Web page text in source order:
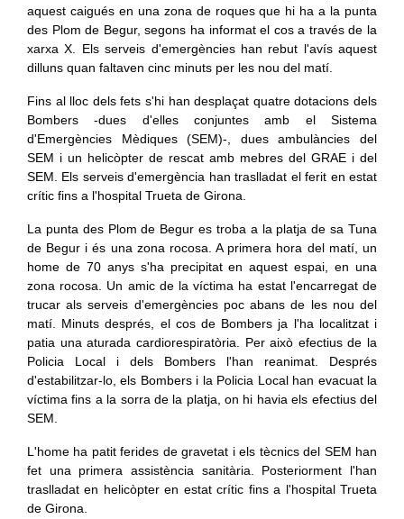
aquest caigués en una zona de roques que hi ha a la punta
des Plom de Begur, segons ha informat el cos a través de la
xarxa X. Els serveis d'emergències han rebut l'avís aquest
dilluns quan faltaven cinc minuts per les nou del matí.
Fins al lloc dels fets s'hi han desplaçat quatre dotacions dels
Bombers -dues d'elles conjuntes amb el Sistema
d'Emergències Mèdiques (SEM)-, dues ambulàncies del
SEM i un helicòpter de rescat amb mebres del GRAE i del
SEM. Els serveis d'emergència han traslladat el ferit en estat
crític fins a l'hospital Trueta de Girona.
La punta des Plom de Begur es troba a la platja de sa Tuna
de Begur i és una zona rocosa. A primera hora del matí, un
home de 70 anys s'ha precipitat en aquest espai, en una
zona rocosa. Un amic de la víctima ha estat l'encarregat de
trucar als serveis d'emergències poc abans de les nou del
matí. Minuts després, el cos de Bombers ja l'ha localitzat i
patia una aturada cardiorespiratòria. Per això efectius de la
Policia Local i dels Bombers l'han reanimat. Després
d'estabilitzar-lo, els Bombers i la Policia Local han evacuat la
víctima fins a la sorra de la platja, on hi havia els efectius del
SEM.
L'home ha patit ferides de gravetat i els tècnics del SEM han
fet una primera assistència sanitària. Posteriorment l'han
traslladat en helicòpter en estat crític fins a l'hospital Trueta
de Girona.